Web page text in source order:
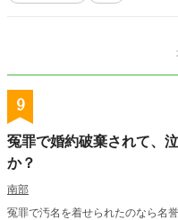
9
冤罪で婚約破棄されて、
か？
南部
冤罪で汚名を着せられたのなら名